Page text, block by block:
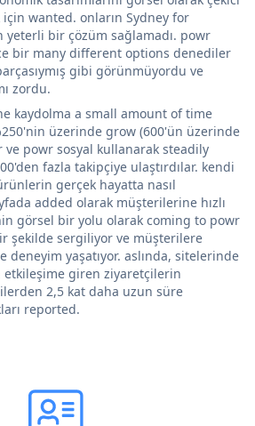
wanted. onların Sydney for
yeterli bir çözüm sağlamadı. powr
bir many different options denediler
gibi görünmüyordu ve
zordu.
kaydolma a small amount of time
üzerinde grow (600'ün üzerinde
ve powr sosyal kullanarak steadily
fazla takipçiye ulaştırdılar. kendi
gerçek hayatta nasıl
added olarak müşterilerine hızlı
görsel bir yolu olarak coming to powr
şekilde sergiliyor ve müşterilere
deneyim yaşatıyor. aslında, sitelerinde
etkileşime giren ziyaretçilerin
2,5 kat daha uzun süre
reported.